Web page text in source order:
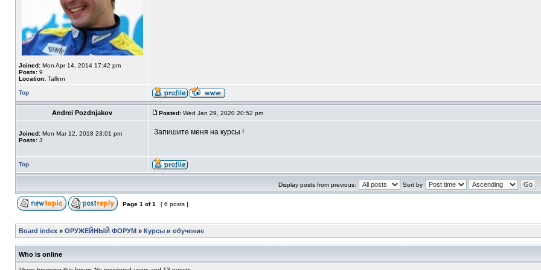
Joined: Mon Apr 14, 2014 17:42 pm
Posts: 9
Location: Tallinn
Top
Andrei Pozdnjakov Posted: Wed Jan 29, 2020 20:52 pm
Joined: Mon Mar 12, 2018 23:01 pm
Posts: 3
Запишите меня на курсы !
Top
Display posts from previous: Sort by
Page 1 of1 [ 6 posts ]
Board index » ОРУЖЕЙНЫЙ ФОРУМ » Курсы и обучение
Who is online